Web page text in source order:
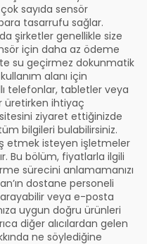
sayıda sensör
tasarrufu sağlar.
şirketler genellikle size
için daha az ödeme
su geçirmez dokunmatik
alanı için
telefonlar, tabletler veya
üretirken ihtiyaç
ziyaret ettiğinizde
bilgileri bulabilirsiniz.
etmek isteyen işletmeler
Bu bölüm, fiyatlarla ilgili
sürecini anlamamanızı
dostane personeli
arayabilir veya e-posta
uygun doğru ürünleri
diğer alıcılardan gelen
ne söylediğine